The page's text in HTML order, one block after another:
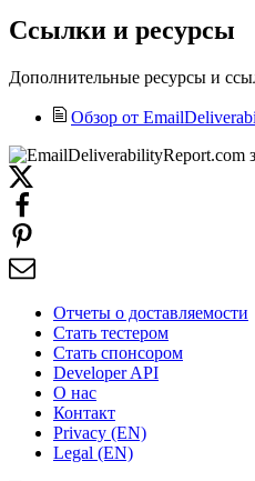
Ссылки и ресурсы
Дополнительные ресурсы и
Обзор от
Отчеты о доставляемости
Стать тестером
Стать спонсором
Developer API
О нас
Контакт
Privacy (EN)
Legal (EN)